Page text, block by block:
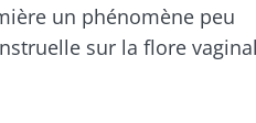
un phénomène peu
sur la flore